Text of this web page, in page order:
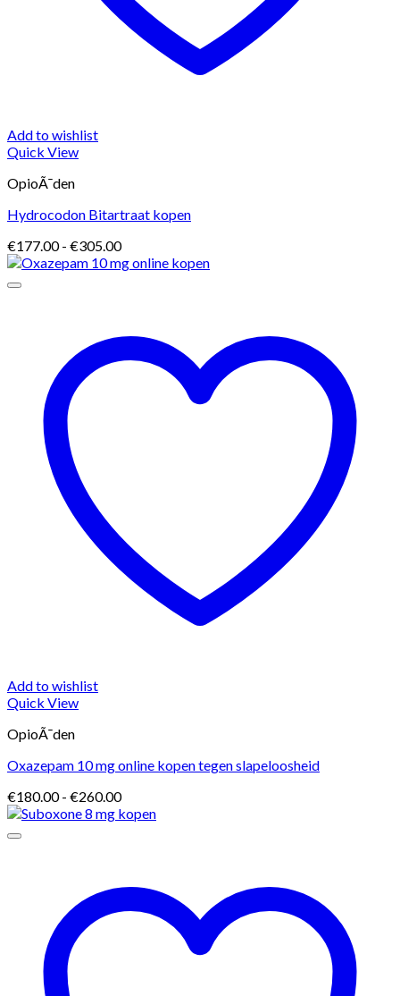
Add to wishlist
Quick View
OpioÃ¯den
Hydrocodon Bitartraat kopen
€177.00 - €305.00Prijsklasse:
€177.00
Add to wishlist
Quick View
OpioÃ¯den
Oxazepam 10 mg online kopen tegen slapeloosheid
€180.00 - €260.00Prijsklasse:
€180.00